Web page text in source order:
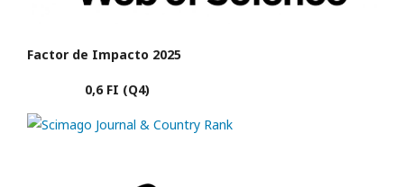
Factor de Impacto 2025
0,6 FI (Q4)